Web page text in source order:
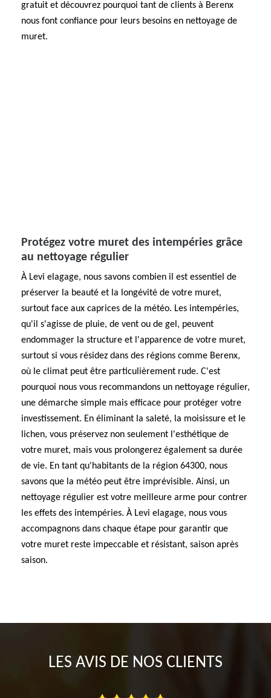
gratuit et découvrez pourquoi tant de clients à Berenx
nous font confiance pour leurs besoins en nettoyage de
muret.
Protégez votre muret des intempéries grâce
au nettoyage régulier
À Levi elagage, nous savons combien il est essentiel de
préserver la beauté et la longévité de votre muret,
surtout face aux caprices de la météo. Les intempéries,
qu'il s'agisse de pluie, de vent ou de gel, peuvent
endommager la structure et l'apparence de votre muret,
surtout si vous résidez dans des régions comme Berenx,
où le climat peut être particulièrement rude. C'est
pourquoi nous vous recommandons un nettoyage régulier,
une démarche simple mais efficace pour protéger votre
investissement. En éliminant la saleté, la moisissure et le
lichen, vous préservez non seulement l'esthétique de
votre muret, mais vous prolongerez également sa durée
de vie. En tant qu'habitants de la région 64300, nous
savons que la météo peut être imprévisible. Ainsi, un
nettoyage régulier est votre meilleure arme pour contrer
les effets des intempéries. À Levi elagage, nous vous
accompagnons dans chaque étape pour garantir que
votre muret reste impeccable et résistant, saison après
saison.
LES AVIS DE NOS CLIENTS